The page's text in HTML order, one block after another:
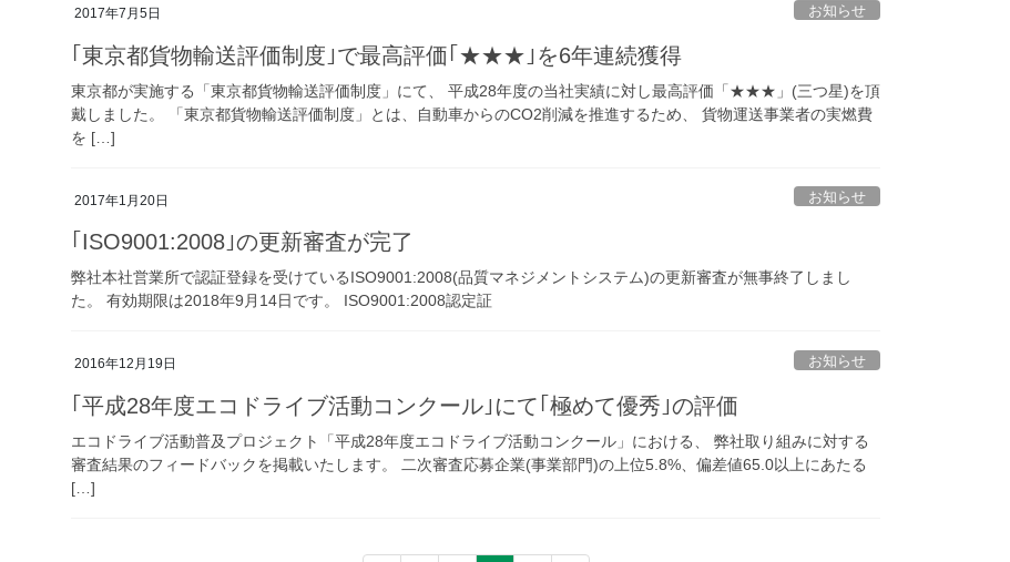
2017年7月5日 お知らせ
｢東京都貨物輸送評価制度｣で最高評価｢★★★｣を6年連続獲得
東京都が実施する「東京都貨物輸送評価制度」にて、 平成28年度の当社実績に対し最高評価「★★★」(三つ星)を頂
戴しました。 「東京都貨物輸送評価制度」とは、自動車からのCO2削減を推進するため、 貨物運送事業者の実燃費
を […]
2017年1月20日 お知らせ
｢ISO9001:2008｣の更新審査が完了
弊社本社営業所で認証登録を受けているISO9001:2008(品質マネジメントシステム)の更新審査が無事終了しまし
た。 有効期限は2018年9月14日です。 ISO9001:2008認定証
2016年12月19日 お知らせ
｢平成28年度エコドライブ活動コンクール｣にて｢極めて優秀｣の評価
エコドライブ活動普及プロジェクト「平成28年度エコドライブ活動コンクール」における、 弊社取り組みに対する
審査結果のフィードバックを掲載いたします。 二次審査応募企業(事業部門)の上位5.8%、偏差値65.0以上にあたる
[…]